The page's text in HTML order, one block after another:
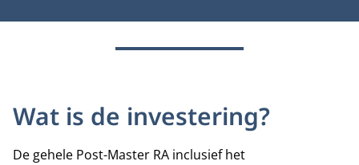
Wat is de investering?
De gehele Post-Master RA inclusief het